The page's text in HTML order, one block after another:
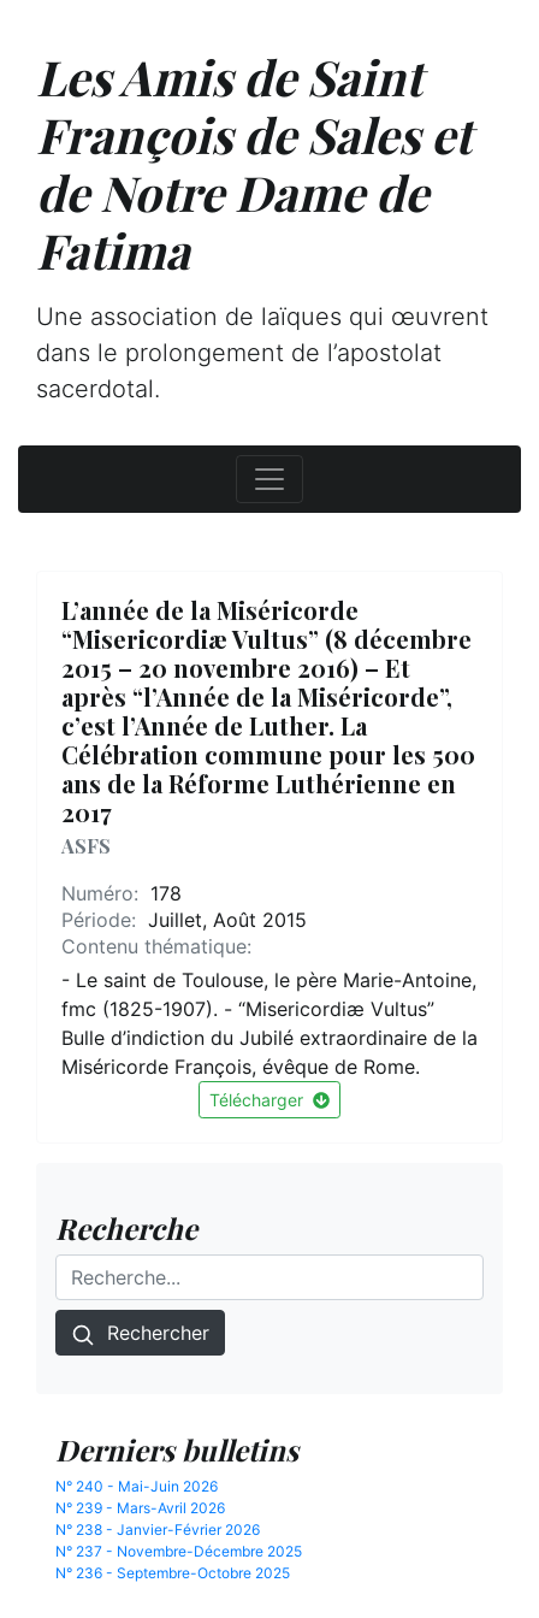
Les Amis de Saint
François de Sales et
de Notre Dame de
Fatima
Une association de laïques qui œuvrent
dans le prolongement de l’apostolat
sacerdotal.
L’année de la Miséricorde
“Misericordiæ Vultus” (8 décembre
2015 – 20 novembre 2016) – Et
après “l’Année de la Miséricorde”,
c’est l’Année de Luther. La
Célébration commune pour les 500
ans de la Réforme Luthérienne en
2017
ASFS
Numéro: 178
Période: Juillet, Août 2015
Contenu thématique:
- Le saint de Toulouse, le père Marie-Antoine,
fmc (1825-1907). - “Misericordiæ Vultus”
Bulle d’indiction du Jubilé extraordinaire de la
Miséricorde François, évêque de Rome.
Télécharger
Recherche
Rechercher
Derniers bulletins
N° 240 - Mai-Juin 2026
N° 239 - Mars-Avril 2026
N° 238 - Janvier-Février 2026
N° 237 - Novembre-Décembre 2025
N° 236 - Septembre-Octobre 2025